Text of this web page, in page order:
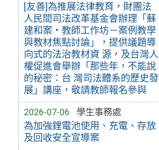
[友善]為推展法律教育，財團法
人民間司法改革基金會辦理「蘇
建和案・教師工作坊－案例教學
與教材焦點討論」，提供議題導
向式的法治教材資 源，及台灣人
權促進會舉辦「那些年，不能說
的秘密：台 灣司法體系的歷史發
展」講座，敬請教師報名參與
2026-07-06 學生事務處
為加強鋰電池使用、充電、存放
及回收安全宣導案